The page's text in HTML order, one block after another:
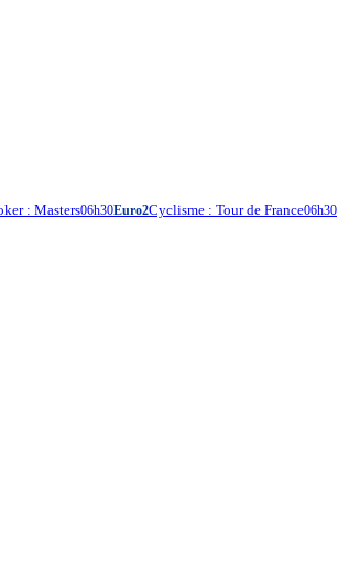
: Masters06h30Euro2Cyclisme : Tour de France06h30